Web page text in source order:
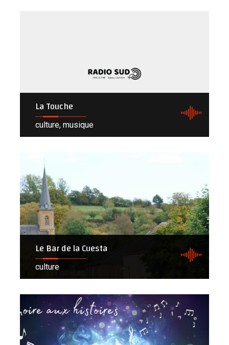
La Touche
culture, musique
Le Bar de la Cuesta
culture